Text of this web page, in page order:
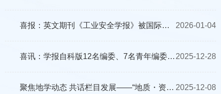
2026-01-04
喜报：英文期刊《工业安全学报》被国际知名数据库DOAJ收录
2025-12-28
喜讯：学报自科版12名编委、7名青年编委入选全国高被引学者Top1%
2025-12-08
聚焦地学动态 共话栏目发展——“地质・资源・环境”专题与栏目建设青年编委学术沙龙成功举办